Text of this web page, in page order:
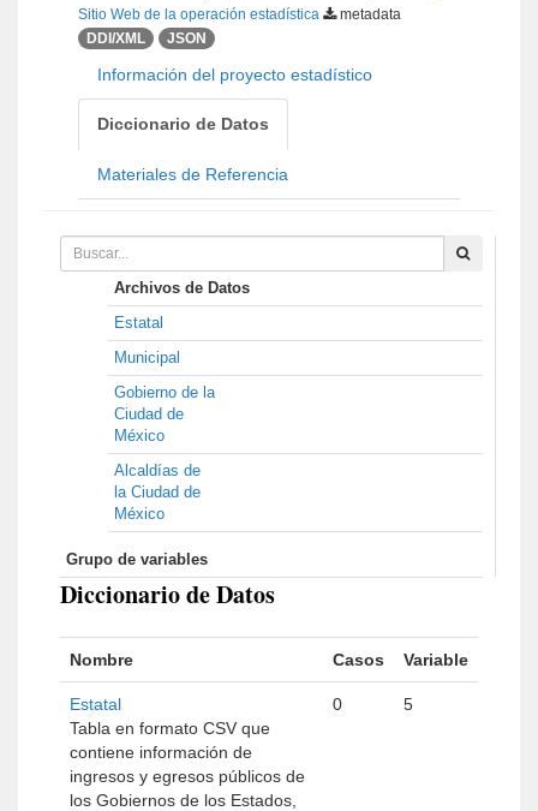
Sitio Web de la operación estadística
metadata
DDI/XML
JSON
Información del proyecto estadístico
Diccionario de Datos
Materiales de Referencia
Archivos de Datos
Estatal
Municipal
Gobierno de la
Ciudad de
México
Alcaldías de
la Ciudad de
México
Grupo de variables
Diccionario de Datos
Nombre Casos Variable
Estatal
Tabla en formato CSV que
contiene información de
ingresos y egresos públicos de
los Gobiernos de los Estados,
0 5